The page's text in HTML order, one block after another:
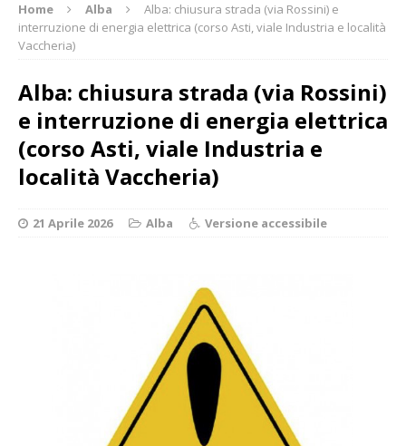
Home Alba
Alba: chiusura strada (via Rossini) e
interruzione di energia elettrica (corso Asti, viale Industria e località
Vaccheria)
Alba: chiusura strada (via Rossini)
e interruzione di energia elettrica
(corso Asti, viale Industria e
località Vaccheria)
21 Aprile 2026 Alba Versione accessibile